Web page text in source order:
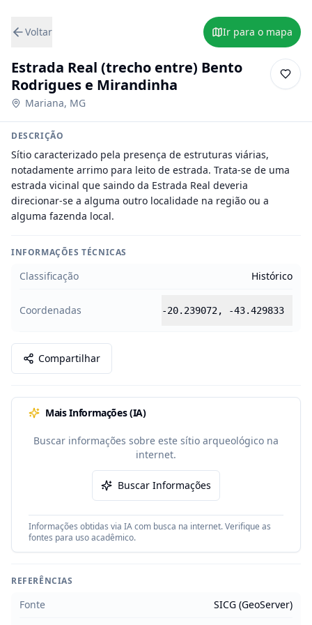
Voltar Ir para o mapa
Estrada Real (trecho entre) Bento
Rodrigues e Mirandinha
Mariana, MG
DESCRIÇÃO
Sítio caracterizado pela presença de estruturas viárias,
notadamente arrimo para leito de estrada. Trata-se de uma
estrada vicinal que saindo da Estrada Real deveria
direcionar-se a alguma outro localidade na região ou a
alguma fazenda local.
INFORMAÇÕES TÉCNICAS
Classificação Histórico
Coordenadas -20.239072, -43.429833
Compartilhar
Mais Informações (IA)
Buscar informações sobre este sítio arqueológico na
internet.
Buscar Informações
Informações obtidas via IA com busca na internet. Verifique as
fontes para uso acadêmico.
REFERÊNCIAS
Fonte
SICG (GeoServer)